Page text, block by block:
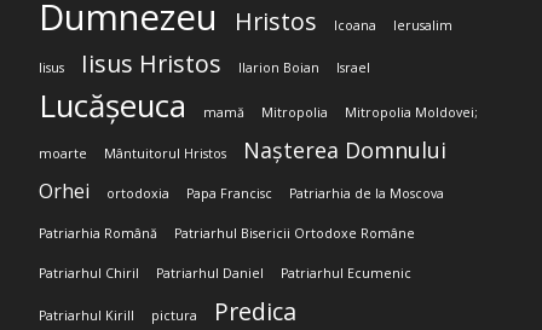
Dumnezeu Hristos Icoana Ierusalim
Iisus Iisus Hristos Ilarion Boian Israel
Lucășeuca mamă Mitropolia Mitropolia Moldovei;
moarte Mântuitorul Hristos Nașterea Domnului
Orhei ortodoxia Papa Francisc Patriarhia de la Moscova
Patriarhia Română Patriarhul Bisericii Ortodoxe Române
Patriarhul Chiril Patriarhul Daniel Patriarhul Ecumenic
Patriarhul Kirill pictura Predica